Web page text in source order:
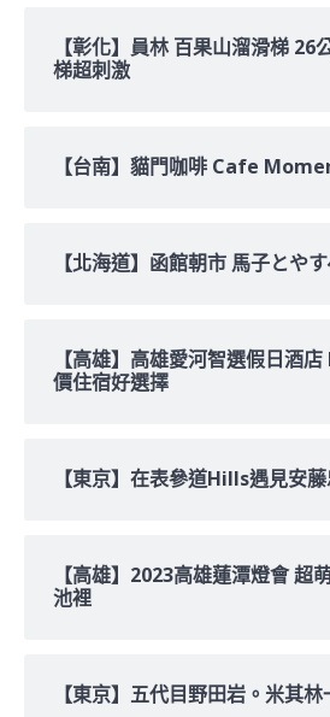
【彰化】員林 百果山溜滑梯 26
梯超刺激
【台南】貓門咖啡 Cafe
【北海道】函館朝市 馬子とや
【高雄】高雄愛河智選假日酒
價住宿好選擇
【東京】在表參道Hills遇見安
【高雄】2023高雄蓮潭燈會 超
池裡
【東京】五代目野田岩。米其